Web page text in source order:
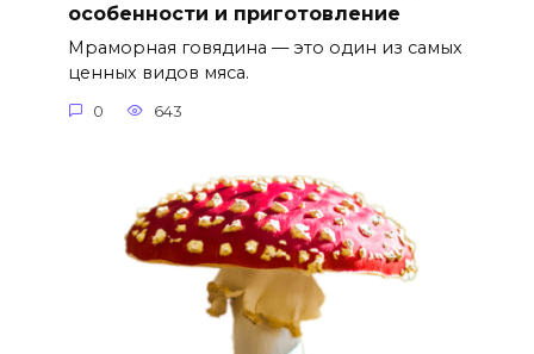
особенности и приготовление
Мраморная говядина — это один из самых
ценных видов мяса.
0 643